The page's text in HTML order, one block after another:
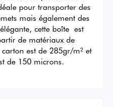
pour transporter des
mais également des
cette boîte  est
de matériaux de
est de 285gr/m² et
de 150 microns.